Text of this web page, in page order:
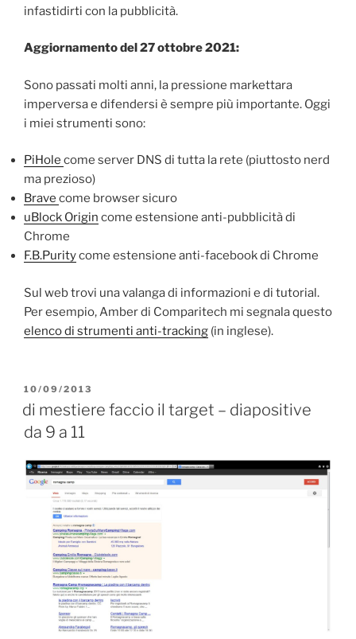
infastidirti con la pubblicità.
Aggiornamento del 27 ottobre 2021:
Sono passati molti anni, la pressione markettara
imperversa e difendersi è sempre più importante. Oggi
i miei strumenti sono:
PiHole come server DNS di tutta la rete (piuttosto nerd
ma prezioso)
Brave come browser sicuro
uBlock Origin come estensione anti-pubblicità di
Chrome
F.B.Puritycome estensione anti-facebook di Chrome
Sul web trovi una valanga di informazioni e di tutorial.
Per esempio, Amber di Comparitech mi segnala questo
elenco di strumenti anti-tracking (in inglese).
PUBBLICATO
IL
10/09/2013
di mestiere faccio il target – diapositive
da 9 a 11